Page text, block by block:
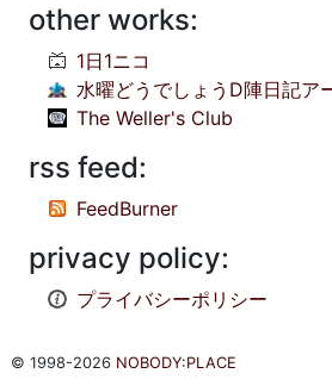
other works:
1日1ニコ
水曜どうでしょうD陣日記ア
The Weller's Club
rss feed:
FeedBurner
privacy policy:
プライバシーポリシー
© 1998-2026 NOBODY:PLACE